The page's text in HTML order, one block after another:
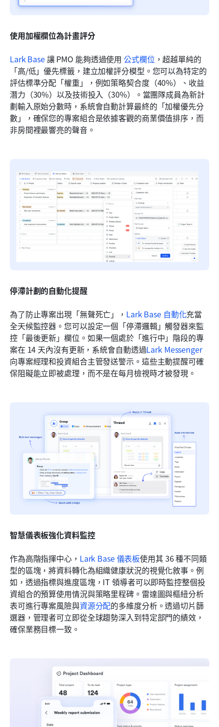
使用加權欄位為計畫評分
Lark Base 讓 PMO 能夠透過使用 公式欄位 ，超越單純的
「高/低」優先標籤，建立加權評分模型。您可以為特定的
評估標準分配「權重」，例如策略契合度（40%）、收益
潛力（30%）以及技術投入（30%）。當團隊成員為新計
劃輸入原始分數時，系統會自動計算最終的「加權優先分
數」，確保您的專案組合是依據客觀的商業價值排序，而
非房間裡最響亮的聲音。
停滯計劃的自動化提醒
為了防止專案出現「無聲死亡」， Lark Base 自動化充當
全天候監控器。您可以設定一個「停滯邏輯」觸發器來監
控「最後更新」欄位。如果一個處於「進行中」階段的專
案在 14 天內沒有更新，系統會自動透過Lark Messenger
向專案經理和投資組合主管發送警示。這些主動提醒可確
保阻礙能立即被處理，而不是在每月檢視時才被發現。
智慧儀表板強化資料監控
作為高階指揮中心， Lark Base 儀表板使用其 36 種不同類
型的區塊，將資料轉化為組織健康狀況的視覺化敘事。例
如，透過指標與進度區塊，IT 領導者可以即時監控整個投
資組合的預算使用情況與策略里程碑。雷達圖與樞紐分析
表可進行專案風險與資源分配的多維度分析。透過切片篩
選器，管理者可立即從全球趨勢深入到特定部門的績效，
確保業務目標一致。